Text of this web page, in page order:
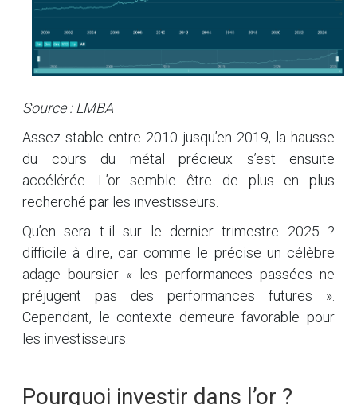
Source : LMBA
Assez stable entre 2010 jusqu’en 2019, la hausse
du cours du métal précieux s’est ensuite
accélérée. L’or semble être de plus en plus
recherché par les investisseurs.
Qu’en sera t-il sur le dernier trimestre 2025 ?
difficile à dire, car comme le précise un célèbre
adage boursier « les performances passées ne
préjugent pas des performances futures ».
Cependant, le contexte demeure favorable pour
les investisseurs.
Pourquoi investir dans l’or ?